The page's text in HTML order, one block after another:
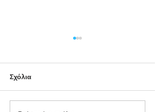
Σχόλια